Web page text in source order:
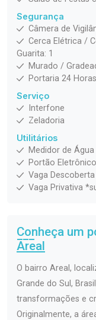
Segurança
Câmera de
Cerca Elétrica /
Guarita: 1
Murado /
Portaria 24 Horas
Serviço
Interfone
Zeladoria
Utilitários
Medidor de Água
Portão Eletrônico
Vaga
Vaga Privativa
Conheça um
Areal
O bairro Areal,
Grande do Sul,
transformações e
Originalmente, a